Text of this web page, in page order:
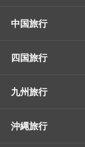
中国旅行
四国旅行
九州旅行
沖縄旅行